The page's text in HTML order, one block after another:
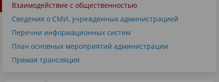
Взаимодействие с общественностью
Сведения о СМИ, учрежденных администрацией
Перечни информационных систем
План основных мероприятий администрации
Прямая трансляция